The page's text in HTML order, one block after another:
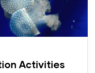
Activities